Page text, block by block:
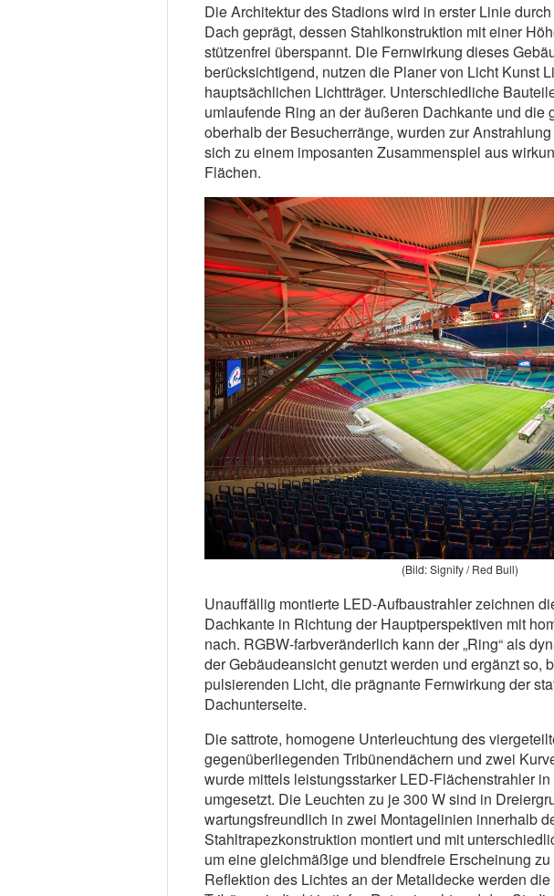
Die Architektur des Stadions wird in erster Linie
Dach geprägt, dessen Stahlkonstruktion mit einer
stützenfrei überspannt. Die Fernwirkung dieses
berücksichtigend, nutzen die Planer von Licht Kunst
hauptsächlichen Lichtträger. Unterschiedliche
umlaufende Ring an der äußeren Dachkante und die
oberhalb der Besucherränge, wurden zur
sich zu einem imposanten Zusammenspiel aus
Flächen.
(Bild: Signify / Red Bull)
Unauffällig montierte LED-Aufbaustrahler zeichnen
Dachkante in Richtung der Hauptperspektiven mit
nach. RGBW-farbveränderlich kann der „Ring“ als
der Gebäudeansicht genutzt werden und ergänzt so,
pulsierenden Licht, die prägnante Fernwirkung der
Dachunterseite.
Die sattrote, homogene Unterleuchtung des
gegenüberliegenden Tribünendächern und zwei
wurde mittels leistungsstarker LED-Flächenstrahler
umgesetzt. Die Leuchten zu je 300 W sind in
wartungsfreundlich in zwei Montagelinien innerhalb
Stahltrapezkonstruktion montiert und mit
um eine gleichmäßige und blendfreie Erscheinung
Reflektion des Lichtes an der Metalldecke werden